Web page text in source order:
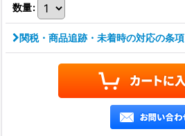
数量:
関税・商品追跡・未着時の対応の条項